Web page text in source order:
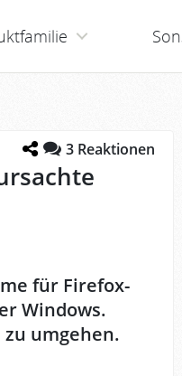
3 Reaktionen
für Firefox-
Windows.
umgehen.